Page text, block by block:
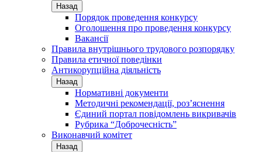
Назад
Порядок проведення конкурсу
Оголошення про проведення конкурсу
Вакансії
Правила внутрішнього трудового розпорядку
Правила етичної поведінки
Антикорупційна діяльність
Назад
Нормативні документи
Методичні рекомендації, роз’яснення
Єдиний портал повідомлень викривачів
Рубрика “Доброчесність”
Виконавчий комітет
Назад